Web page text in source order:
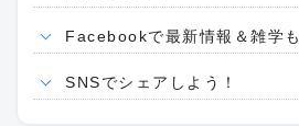
Facebookで最新情報＆雑学も
SNSでシェアしよう！